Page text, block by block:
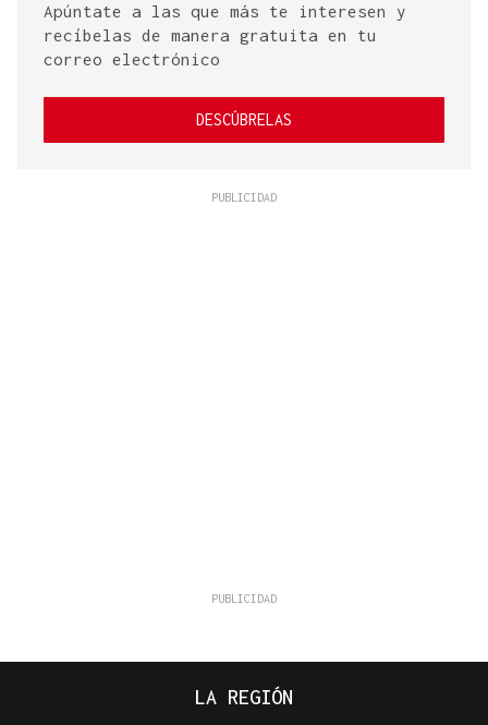
Apúntate a las que más te interesen y
recíbelas de manera gratuita en tu
correo electrónico
DESCÚBRELAS
LA REGIÓN